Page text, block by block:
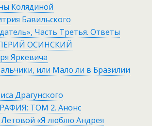
Колядиной
Бавильского
Часть Третья. Ответы
ОСИНСКИЙ
Яркевича
или Мало ли в Бразилии
Драгунского
ТОМ 2. Анонс
«Я люблю Андрея